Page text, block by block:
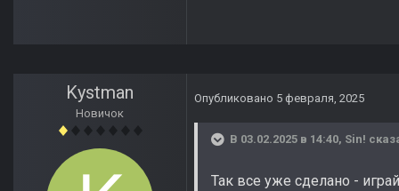
Kystman
Новичок
Опубликовано 5 февраля, 2025
В 03.02.2025 в 14:40, Sin!
Так все уже сделано -